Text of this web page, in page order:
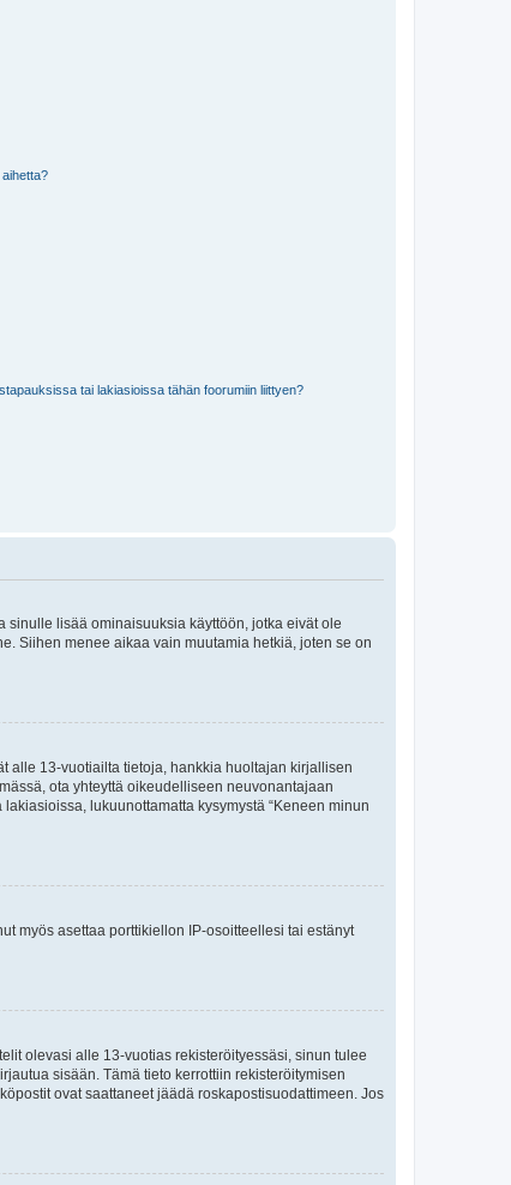
tai lakiasioissa tähän foorumiin liittyen?
lisää ominaisuuksia käyttöön, jotka eivät ole
Siihen menee aikaa vain muutamia hetkiä, joten se on
alle 13-vuotiailta tietoja, hankkia huoltajan kirjallisen
ota yhteyttä oikeudelliseen neuvonantajaan
lukuunottamatta kysymystä “Keneen minun
myös asettaa porttikiellon IP-osoitteellesi tai estänyt
olevasi alle 13-vuotias rekisteröityessäsi, sinun tulee
sisään. Tämä tieto kerrottiin rekisteröitymisen
ovat saattaneet jäädä roskapostisuodattimeen. Jos